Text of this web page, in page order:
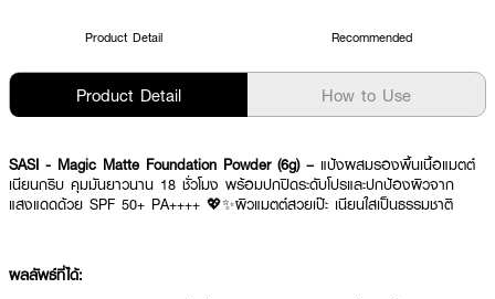
Product Detail Recommended
Product Detail How to Use
SASI - Magic Matte Foundation Powder (6g) – แป้งผสมรองพื้นเนื้อแมตต์
เนียนกริบ คุมมันยาวนาน 18 ชั่วโมง พร้อมปกปิดระดับโปรและปกป้องผิวจาก
แสงแดดด้วย SPF 50+ PA++++ 💖✨ผิวแมตต์สวยเป๊ะ เนียนใสเป็นธรรมชาติ
ผลลัพธ์ที่ได้: